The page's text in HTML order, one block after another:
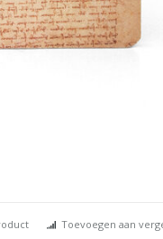
Toevoegen aan